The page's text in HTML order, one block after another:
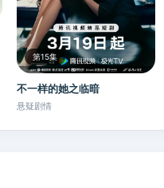
第15集
不一样的她之临暗
悬疑剧情